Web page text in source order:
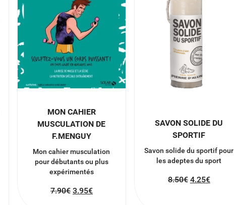
MON CAHIER
MUSCULATION DE
F.MENGUY
Mon cahier musculation
pour débutants ou plus
expérimentés
7.90€ 3.95€
SAVON SOLIDE DU
SPORTIF
Savon solide du sportif pour
les adeptes du sport
8.50€ 4.25€